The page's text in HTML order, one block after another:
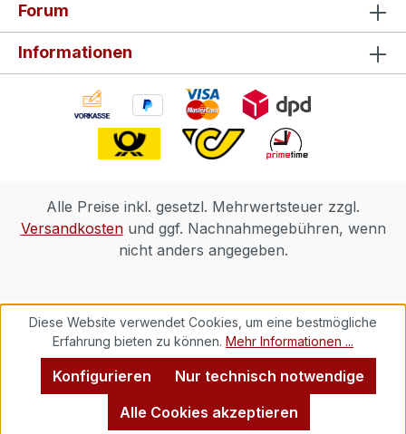
Forum
Informationen
Alle Preise inkl. gesetzl. Mehrwertsteuer zzgl.
Versandkostenund ggf. Nachnahmegebühren, wenn
nicht anders angegeben.
Diese Website verwendet Cookies, um eine bestmögliche
Erfahrung bieten zu können. Mehr Informationen ...
Nur technisch notwendige
Konfigurieren
Alle Cookies akzeptieren